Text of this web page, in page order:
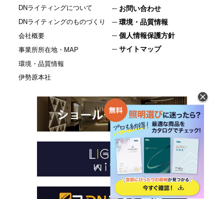
DNライティングについて
DNライティングのものづくり
会社概要
事業所所在地・MAP
環境・品質情報
伊勢原本社
お問い合わせ
環境・品質情報
個人情報保護方針
サイトマップ